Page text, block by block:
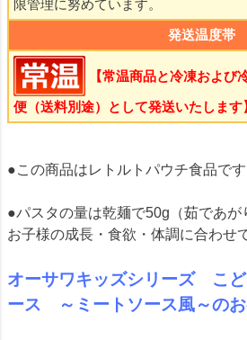
限管理に努めています。
発送温度帯
【常温商品と冷凍および
便（送料別途）として発送いたします
●この商品はレトルトパウチ食品です
●パスタの量は乾麺で50g（茹であが
お子様の成長・食欲・体調に合わせ
オーサワキッズシリーズ こ
ース ～ミートソース風～の